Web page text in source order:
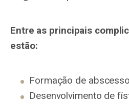
Entre as principais
estão:
Formação de
Desenvolvimento de